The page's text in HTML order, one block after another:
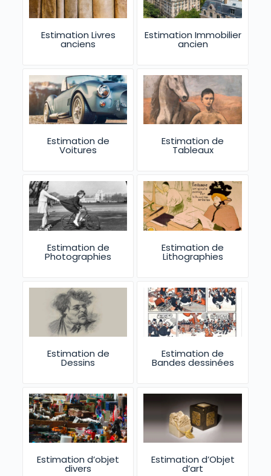
Estimation Livres
anciens
Estimation Immobilier
ancien
Estimation de
Voitures
Estimation de
Tableaux
Estimation de
Photographies
Estimation de
Lithographies
Estimation de
Dessins
Estimation de
Bandes dessinées
Estimation d’objet
divers
Estimation d’Objet
d’art